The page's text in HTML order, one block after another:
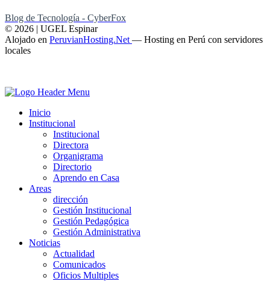
Blog de Tecnología - CyberFox
© 2026 | UGEL Espinar
Alojado en PeruvianHosting.Net — Hosting en Perú con servidores
locales
Inicio
Institucional
Institucional
Directora
Organigrama
Directorio
Aprendo en Casa
Areas
dirección
Gestión Institucional
Gestión Pedagógica
Gestión Administrativa
Noticias
Actualidad
Comunicados
Oficios Multiples